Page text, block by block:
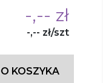
-,-- zł
-,-- zł/szt
KOSZYKA